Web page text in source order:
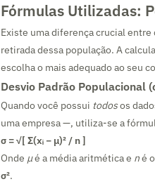
Fórmulas Utilizadas:
Existe uma diferença crucial
retirada dessa população. A
escolha o mais adequado ao seu
Desvio Padrão Populacional
Quando você possui todosos
uma empresa —, utiliza-se a
σ = √[ Σ(xᵢ − μ)² / n ]
Onde μé a média aritmética e né
σ².